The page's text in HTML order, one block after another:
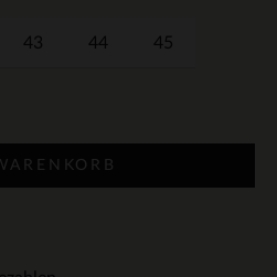
43 44 45